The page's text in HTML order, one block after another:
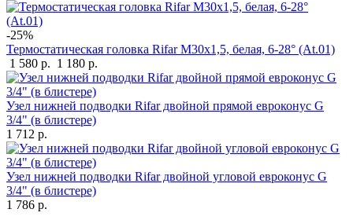
-25%
Термостатическая головка Rifar М30х1,5, белая, 6-28° (At.01)
1 580 р. 1 180 р.
Узел нижней подводки Rifar двойной прямой евроконус G
3/4" (в блистере)
1 712 р.
Узел нижней подводки Rifar двойной угловой евроконус G
3/4" (в блистере)
1 786 р.